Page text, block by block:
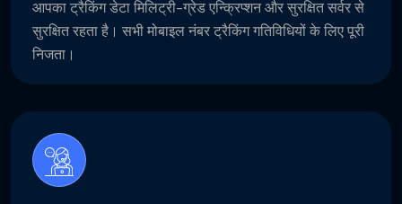
आपका ट्रैकिंग डेटा मिलिट्री-ग्रेड एन्क्रिप्शन और सुरक्षित सर्वर से
सुरक्षित रहता है। सभी मोबाइल नंबर ट्रैकिंग गतिविधियों के लिए पूरी
निजता।